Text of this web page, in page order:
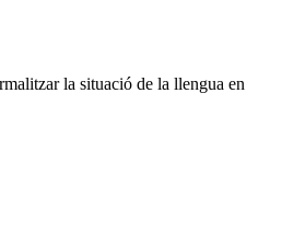
la situació de la llengua en